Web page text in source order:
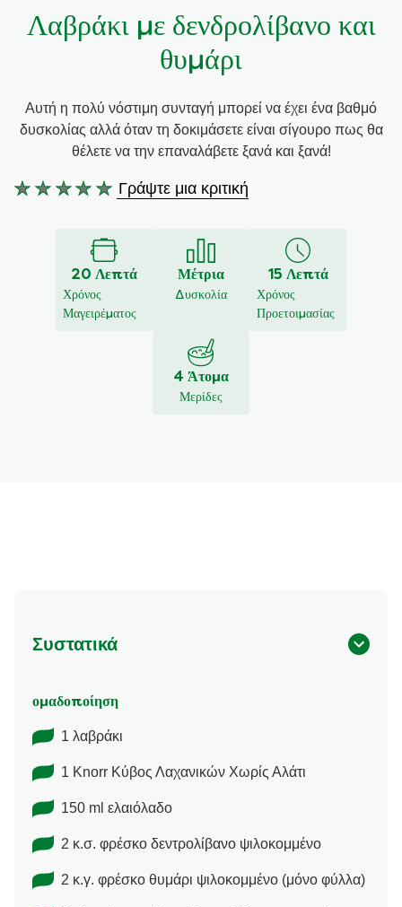
Συνταγές από την Μαργαρίτα Νικολαΐδη
Λαβράκι με δενδρολίβανο και
θυμάρι
Αυτή η πολύ νόστιμη συνταγή μπορεί να έχει ένα βαθμό
δυσκολίας αλλά όταν τη δοκιμάσετε είναι σίγουρο πως θα
θέλετε να την επαναλάβετε ξανά και ξανά!
Δεν
αξιολογήσεις
Γράψτε μια κριτική
20 Λεπτά
Χρόνος
Μαγειρέματος
Μέτρια
Δυσκολία
15 Λεπτά
Χρόνος
Προετοιμασίας
4 Άτομα
Μερίδες
Συστατικά
ομαδοποίηση
1 λαβράκι
1 Knorr Κύβος Λαχανικών Χωρίς Αλάτι
150 ml ελαιόλαδο
2 κ.σ. φρέσκο δεντρολίβανο ψιλοκομμένο
2 κ.γ. φρέσκο θυμάρι ψιλοκομμένο (μόνο φύλλα)